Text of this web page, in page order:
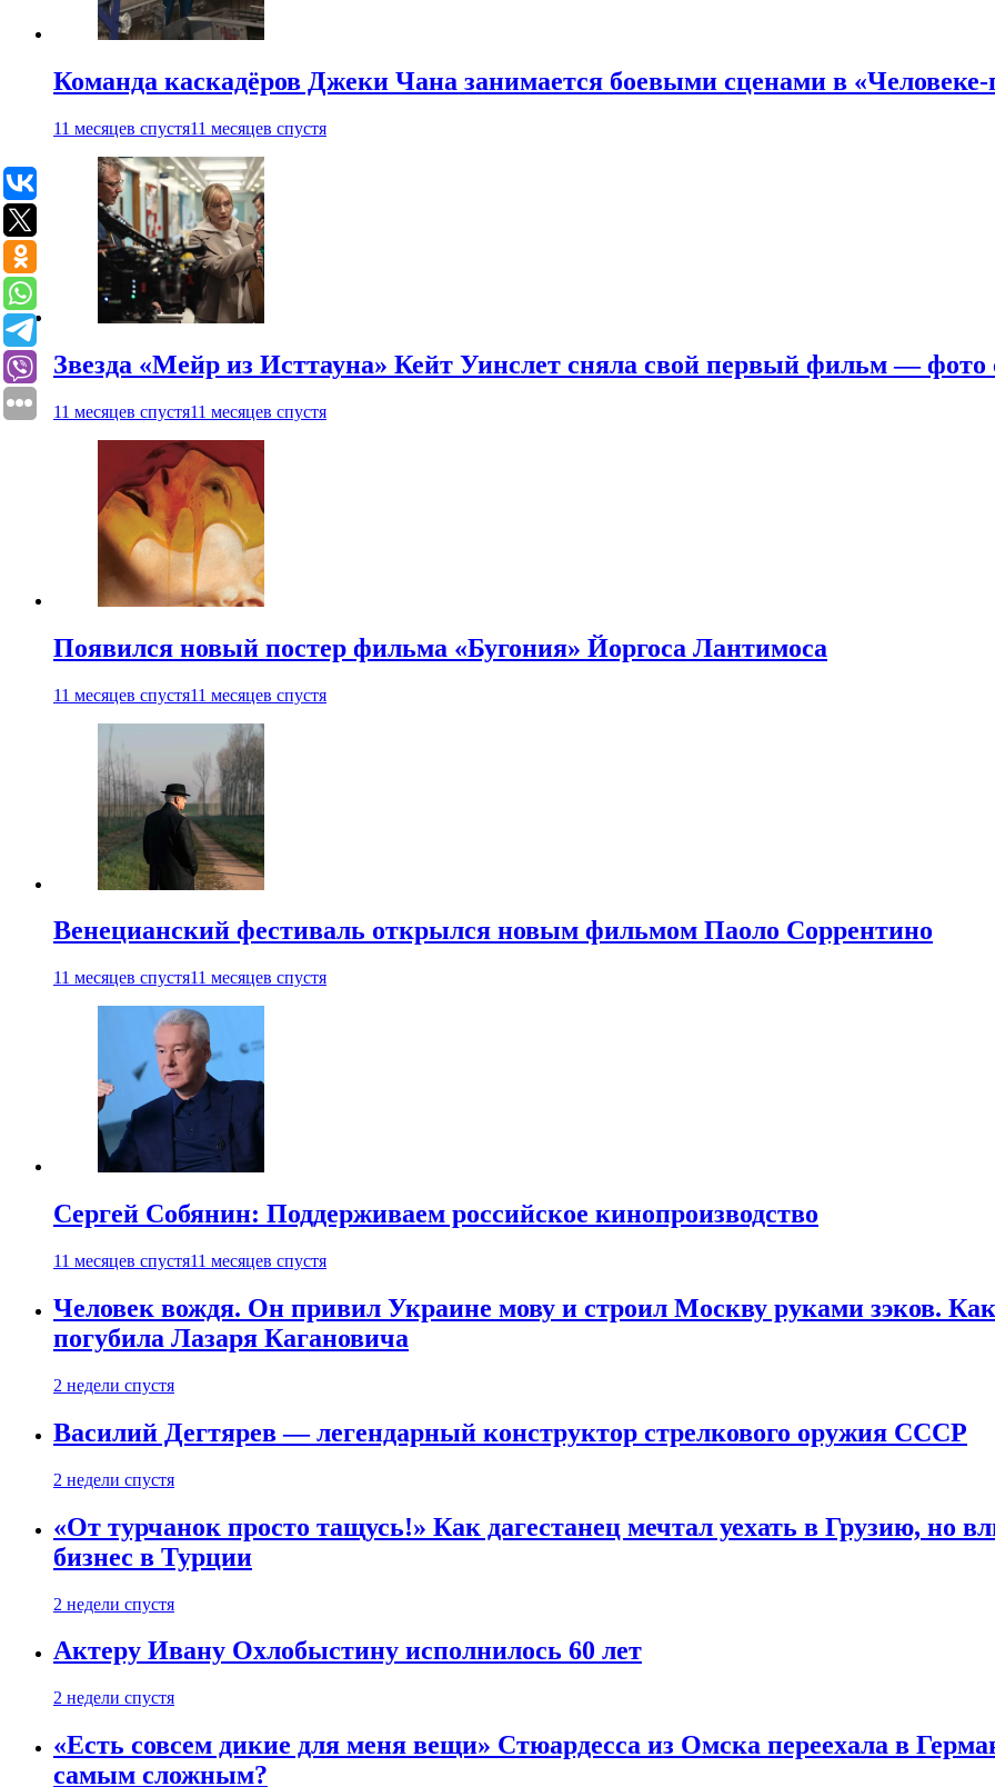
Команда каскадёров Джеки Чана занимается боевыми сценами в «Человеке-
11 месяцев спустя11 месяцев спустя
Звезда «Мейр из Исттауна» Кейт Уинслет сняла свой первый фильм — фото
11 месяцев спустя11 месяцев спустя
Появился новый постер фильма «Бугония» Йоргоса Лантимоса
11 месяцев спустя11 месяцев спустя
Венецианский фестиваль открылся новым фильмом Паоло Соррентино
11 месяцев спустя11 месяцев спустя
Сергей Собянин: Поддерживаем российское кинопроизводство
11 месяцев спустя11 месяцев спустя
Человек вождя. Он привил Украине мову и строил Москву руками зэков.
погубила Лазаря Кагановича
2 недели спустя
Василий Дегтярев — легендарный конструктор стрелкового оружия СССР
2 недели спустя
«От турчанок просто тащусь!» Как дагестанец мечтал уехать в Грузию, но
бизнес в Турции
2 недели спустя
Актеру Ивану Охлобыстину исполнилось 60 лет
2 недели спустя
«Есть совсем дикие для меня вещи» Стюардесса из Омска переехала в
самым сложным?